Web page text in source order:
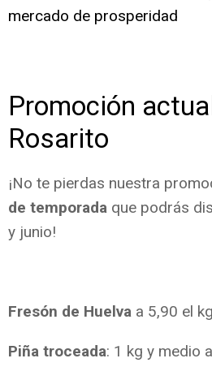
Promoción
Rosarito
¡No te pierdas nuestra
de temporada que podrás
y junio!
Fresón de Huelva a 5,90 el kg
Piña troceada: 1 kg y medio